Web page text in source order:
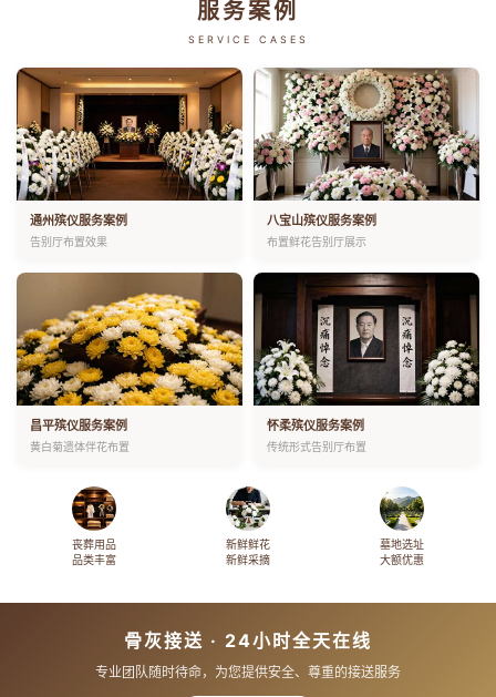
服务案例
SERVICE CASES
通州殡仪服务案例
告别厅布置效果
八宝山殡仪服务案例
布置鲜花告别厅展示
昌平殡仪服务案例
黄白菊遗体伴花布置
怀柔殡仪服务案例
传统形式告别厅布置
丧葬用品
品类丰富
新鲜鲜花
新鲜采摘
墓地选址
大额优惠
骨灰接送 · 24小时全天在线
专业团队随时待命，为您提供安全、尊重的接送服务